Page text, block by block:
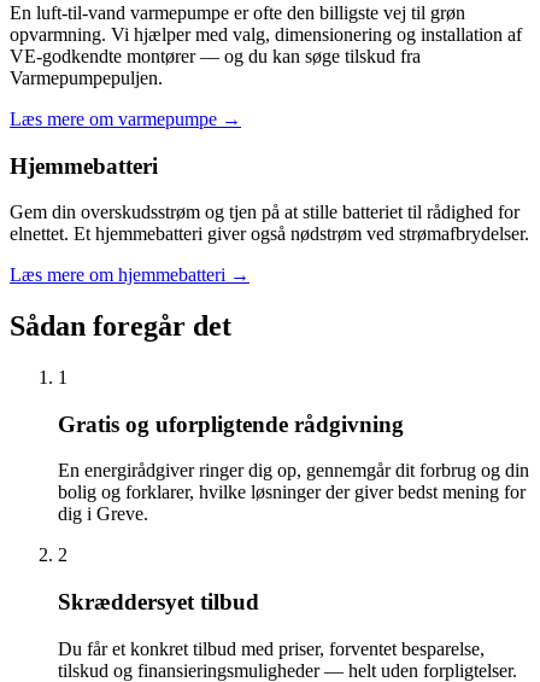
En luft-til-vand varmepumpe er ofte den billigste vej til grøn
opvarmning. Vi hjælper med valg, dimensionering og installation af
VE-godkendte montører — og du kan søge tilskud fra
Varmepumpepuljen.
Læs mere om varmepumpe →
Hjemmebatteri
Gem din overskudsstrøm og tjen på at stille batteriet til rådighed for
elnettet. Et hjemmebatteri giver også nødstrøm ved strømafbrydelser.
Læs mere om hjemmebatteri →
Sådan foregår det
1
Gratis og uforpligtende rådgivning
En energirådgiver ringer dig op, gennemgår dit forbrug og din
bolig og forklarer, hvilke løsninger der giver bedst mening for
dig i Greve.
2
Skræddersyet tilbud
Du får et konkret tilbud med priser, forventet besparelse,
tilskud og finansieringsmuligheder — helt uden forpligtelser.